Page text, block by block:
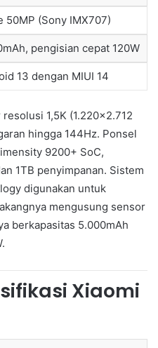
50MP (Sony IMX707)
pengisian cepat 120W
13 dengan MIUI 14
1,5K (1.220×2.712
hingga 144Hz. Ponsel
9200+ SoC,
1TB penyimpanan. Sistem
digunakan untuk
mengusung sensor
berkapasitas 5.000mAh
Xiaomi